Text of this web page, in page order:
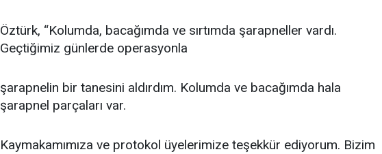
Öztürk, “Kolumda, bacağımda ve sırtımda şarapneller vardı.
Geçtiğimiz günlerde operasyonla
şarapnelin bir tanesini aldırdım. Kolumda ve bacağımda hala
şarapnel parçaları var.
Kaymakamımıza ve protokol üyelerimize teşekkür ediyorum. Bizim